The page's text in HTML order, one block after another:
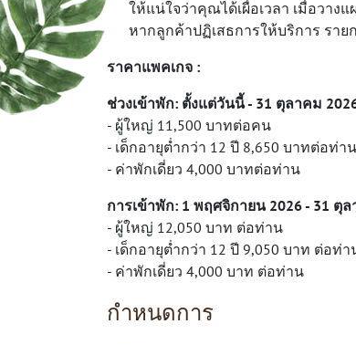
ให้แน่ใจว่าคุณได้เผื่อเวลา เมื่อวาง
หากลูกค้าปฏิเสธการให้บริการ รา
ราคาแพคเกจ :
ช่วงเข้าพัก: ตั้งแต่วันนี้ - 31 ตุลาคม
- ผู้ใหญ่ 11,500 บาทต่อคน
- เด็กอายุต่ำกว่า 12 ปี 8,650 บาทต่อท่าน
- ค่าพักเดี่ยว 4,000 บาทต่อท่าน
การเข้าพัก: 1 พฤศจิกายน 2026- 31 ตุล
- ผู้ใหญ่ 12,050 บาท ต่อท่าน
- เด็กอายุต่ำกว่า 12 ปี 9,050 บาท ต่อท่า
- ค่าพักเดี่ยว 4,000 บาท ต่อท่าน
กำหนดการ